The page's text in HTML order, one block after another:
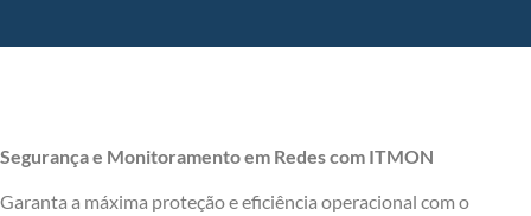
Segurança e Monitoramento em Redes com ITMON
Garanta a máxima proteção e eficiência operacional com o